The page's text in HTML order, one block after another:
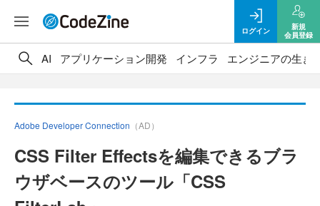
ログイン
新規
会員登録
AI アプリケーション開発 インフラ エンジニアの生き
Adobe Developer Connection （AD）
CSS Filter Effectsを編集できるブラ
ウザベースのツール「CSS